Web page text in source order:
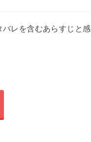
レを含むあらすじと感